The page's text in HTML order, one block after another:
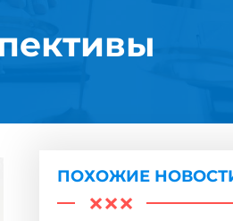
ПОХОЖИЕ